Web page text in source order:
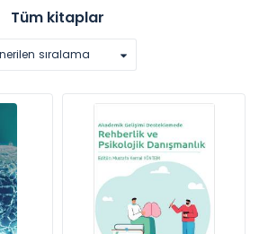
(3)
Tüm kitaplar
sıralama